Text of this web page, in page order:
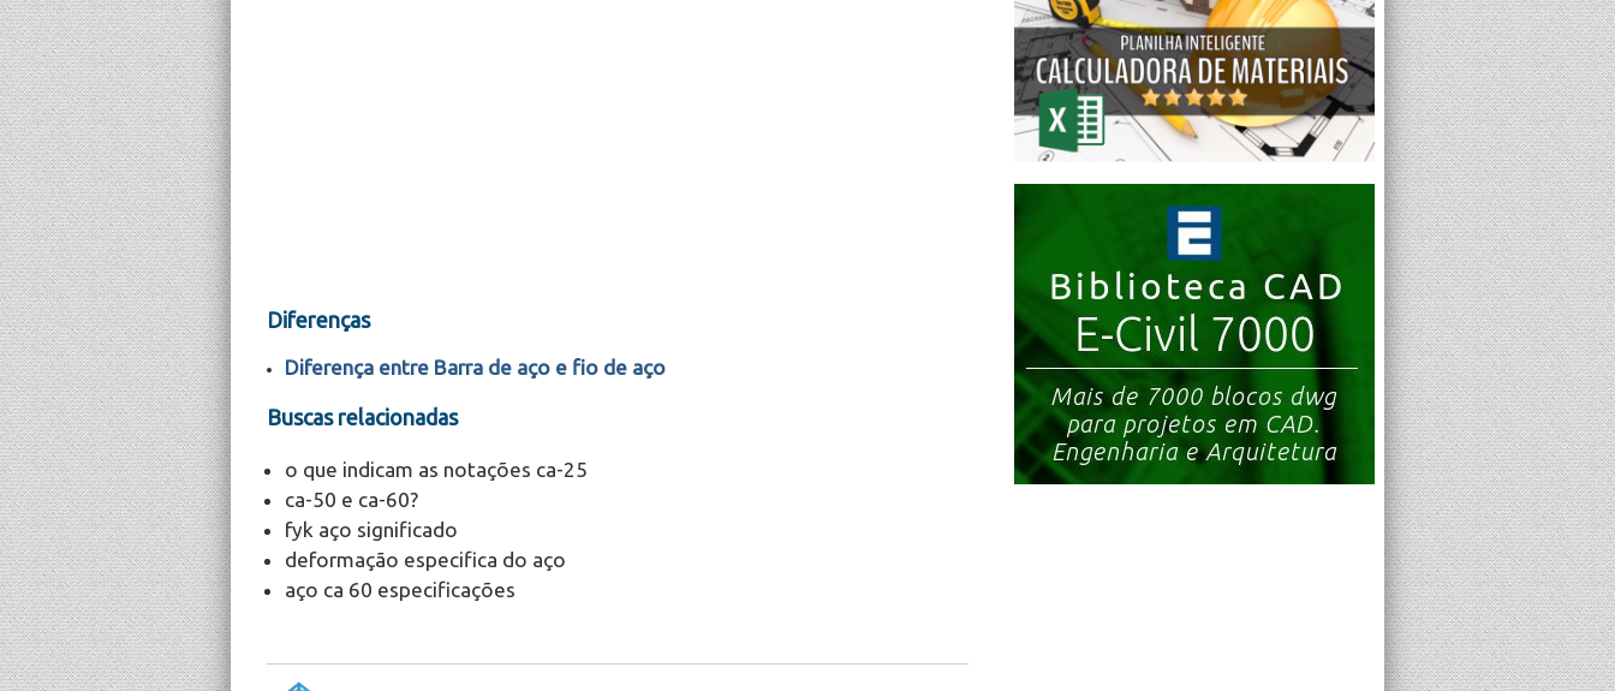
Diferenças
Diferença entre Barra de aço e fio de aço
Buscas relacionadas
o que indicam as notações ca-25
ca-50 e ca-60?
fyk aço significado
deformação especifica do aço
aço ca 60 especificações